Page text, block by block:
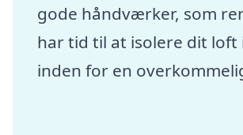
gode håndværker, som
har tid til at isolere dit loft
inden for en